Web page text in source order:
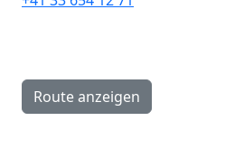
Route anzeigen